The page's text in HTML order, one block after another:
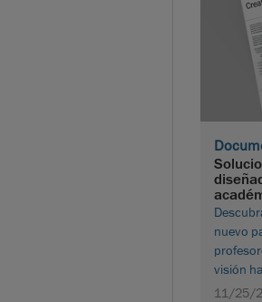
nuevo
visión
inspirar,
11/25/